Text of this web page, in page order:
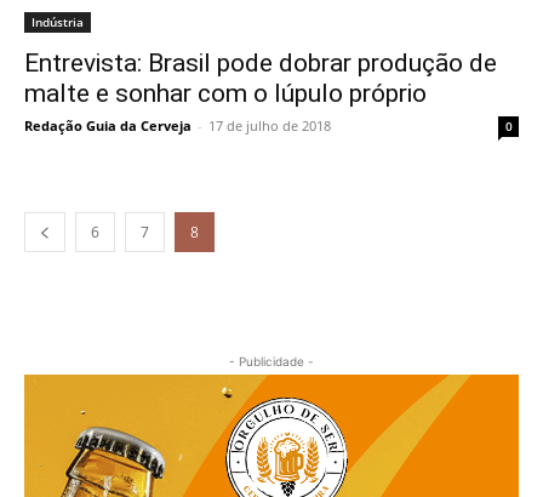
Indústria
Entrevista: Brasil pode dobrar produção de
malte e sonhar com o lúpulo próprio
Redação Guia da Cerveja - 17 de julho de 2018 0
6 7 8
- Publicidade -